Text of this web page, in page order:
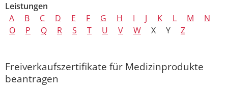
Leistungen
A
B C D E F G H I J K L M
N
O
P Q R S T U V W X Y Z
Freiverkaufszertifikate für Medizinprodukte
beantragen